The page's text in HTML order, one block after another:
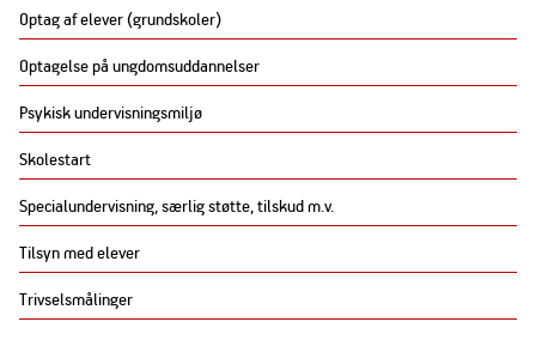
Optag af elever (grundskoler)
Optagelse på ungdomsuddannelser
Psykisk undervisningsmiljø
Skolestart
Specialundervisning, særlig støtte, tilskud m.v.
Tilsyn med elever
Trivselsmålinger